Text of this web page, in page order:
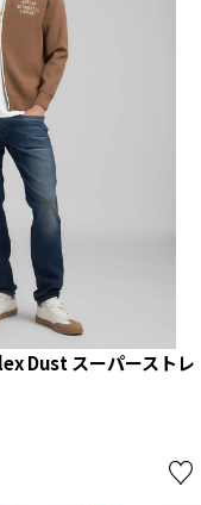
Dust スーパーストレ